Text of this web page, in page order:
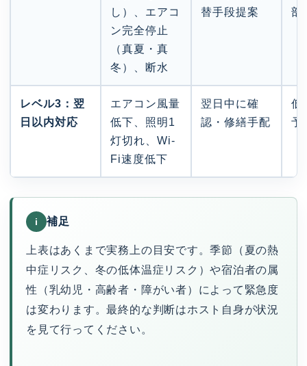
し）、エアコ
ン完全停止
（真夏・真
冬）、断水
替手段提案
部
レベル3：翌
日以内対応
エアコン風量
低下、照明1
灯切れ、Wi-
Fi速度低下
翌日中に確
認・修繕手配
低
予
i 補足
上表はあくまで実務上の目安です。季節（夏の熱
中症リスク、冬の低体温症リスク）や宿泊者の属
性（乳幼児・高齢者・障がい者）によって緊急度
は変わります。最終的な判断はホスト自身が状況
を見て行ってください。